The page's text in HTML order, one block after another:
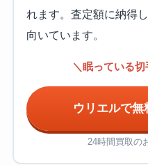
れます。査定額に納得
向いています。
＼眠っている
ウリエルで
24時間買取の